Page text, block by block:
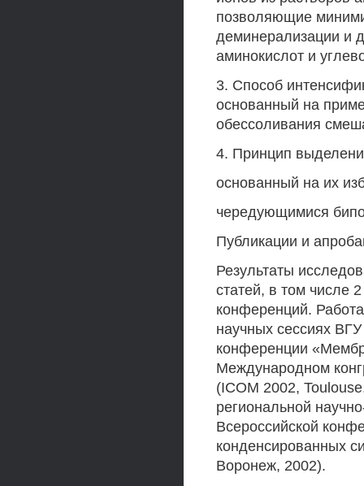
позволяющие
деминерализации и
аминокислот и
3. Способ
основанный на
обессоливания
4. Принцип
основанный на их
чередующимися
Публикации и
Результаты
статей, в том числе
конференций.
научных сессиях
конференции
Международном
(ICOM 2002,
региональной
Всероссийской
конденсированных
Воронеж, 2002).